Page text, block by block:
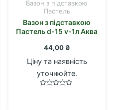
Вазон з підставкою
Пастель
Вазон з підставкою
Пастель d-15 v-1л Аква
44,00 ₴
Ціну та наявність
уточнюйте.